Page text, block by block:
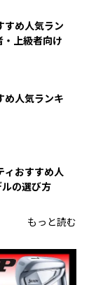
すめ人気ラン
上級者向け
め人気ランキ
ィおすすめ人
の選び方
もっと読む